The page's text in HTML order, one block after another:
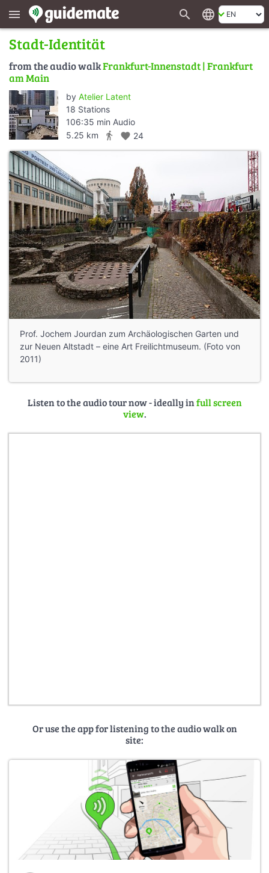
menu search language
Stadt-Identität
from the audio walkFrankfurt-Innenstadt | Frankfurt
am Main
by Atelier Latent
18 Stations
106:35 min Audio
5.25 km
directions_walk favorite 24
Prof. Jochem Jourdan zum Archäologischen Garten und
zur Neuen Altstadt – eine Art Freilichtmuseum. (Foto von
2011)
Listen to the audio tour now - ideally infull screen
view.
Or use the app for listening to the audio walk on
site: